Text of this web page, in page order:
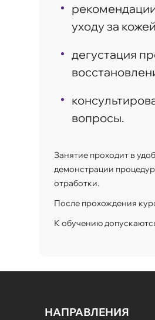
уходу за
дегустация
вопросы.
Занятие проходит в
демонстрации
отработки.
После прохождения
К обучению
НАПРАВЛЕНИЯ